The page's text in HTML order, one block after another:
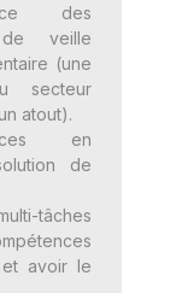
des
veille
(une
secteur
atout).
en
de
tâches
et avoir le